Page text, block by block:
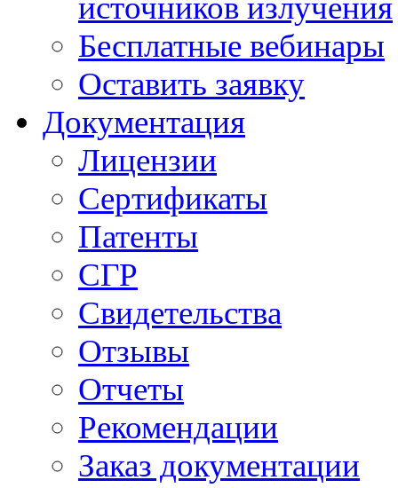
Бесплатные вебинары
Оставить заявку
Документация
Лицензии
Сертификаты
Патенты
СГР
Свидетельства
Отзывы
Отчеты
Рекомендации
Заказ документации